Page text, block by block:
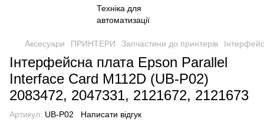
Аксесуари ПРИНТЕРИ Запчастини до принтерів
Інтерфейсна плата Epson Parallel
Interface Card M112D (UB-P02)
2083472, 2047331, 2121672, 2121673
Артикул: UB-P02 Написати відгук